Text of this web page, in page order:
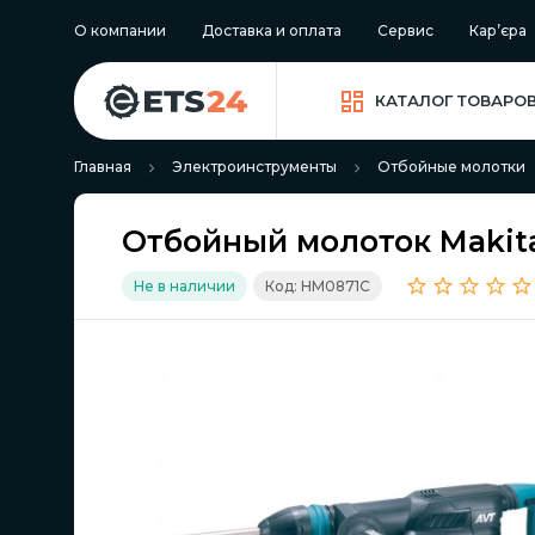
О компании Доставка и оплата Сервис Кар’єра
КАТАЛОГ
Главная Электроинструменты Отбойные молотки
Отбойный молоток
Не в наличии Код: HM0871C